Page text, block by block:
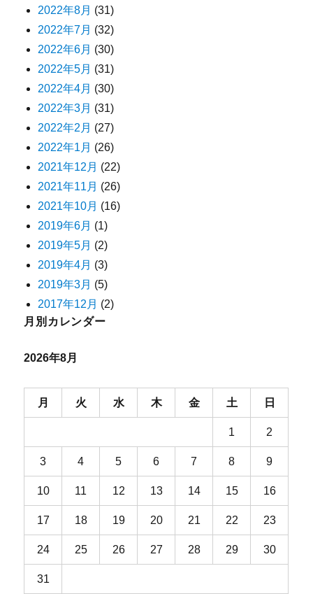
2022年8月 (31)
2022年7月 (32)
2022年6月 (30)
2022年5月 (31)
2022年4月 (30)
2022年3月 (31)
2022年2月 (27)
2022年1月 (26)
2021年12月 (22)
2021年11月 (26)
2021年10月 (16)
2019年6月 (1)
2019年5月 (2)
2019年4月 (3)
2019年3月 (5)
2017年12月 (2)
月別カレンダー
2026年8月
月 火 水 木 金 土 日
1 2
3 4 5 6 7 8 9
10 11 12 13 14 15 16
17 18 19 20 21 22 23
24 25 26 27 28 29 30
31